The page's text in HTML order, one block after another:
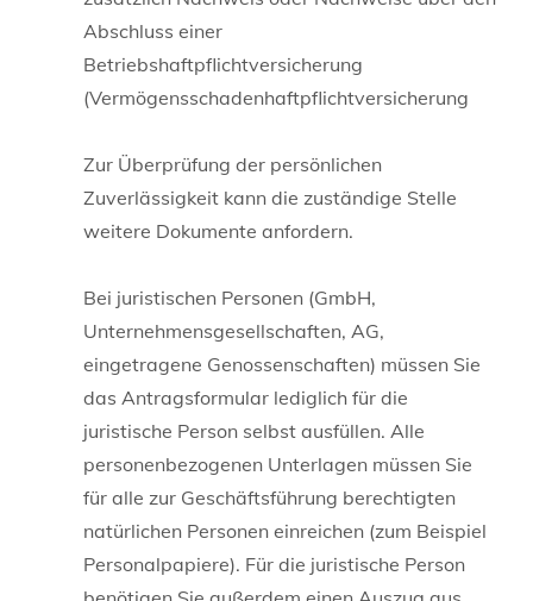
Abschluss einer
Betriebshaftpflichtversicherung
(Vermögensschadenhaftpflichtversicherung
Zur Überprüfung der persönlichen
Zuverlässigkeit kann die zuständige Stelle
weitere Dokumente anfordern.
Bei juristischen Personen (GmbH,
Unternehmensgesellschaften, AG,
eingetragene Genossenschaften) müssen Sie
das Antragsformular lediglich für die
juristische Person selbst ausfüllen. Alle
personenbezogenen Unterlagen müssen Sie
für alle zur Geschäftsführung berechtigten
natürlichen Personen einreichen (zum Beispiel
Personalpapiere). Für die juristische Person